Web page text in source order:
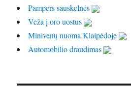
Pampers sauskelnės
Veža į oro uostus
Minivenų nuoma Klaipėdoje
Automobilio draudimas